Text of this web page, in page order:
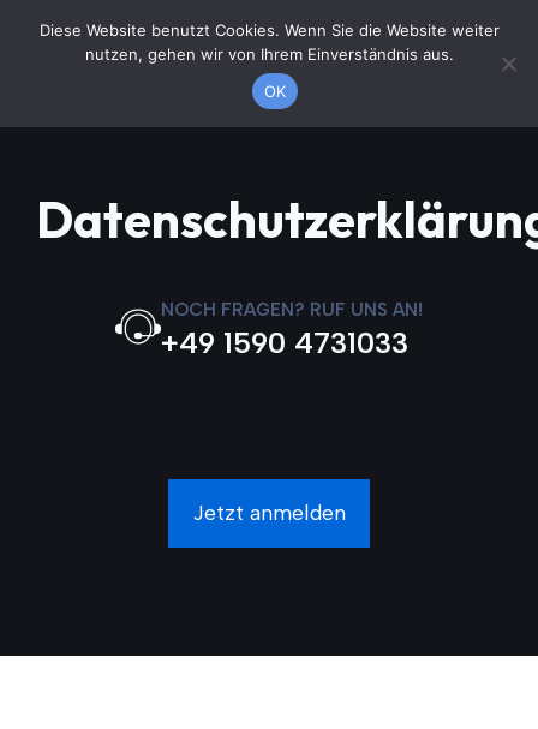
Jetzt anrufen
NOCH FRAGEN? RUF UNS AN!
+49 1590 4731033
Jetzt anmelden
Diese Website benutzt Cookies. Wenn Sie die Website weiter
nutzen, gehen wir von Ihrem Einverständnis aus.
OK